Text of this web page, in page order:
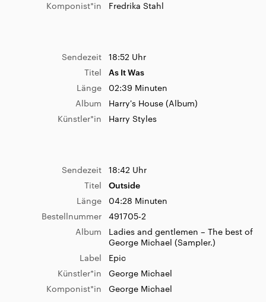
Komponist*in
Fredrika Stahl
Sendezeit
18:52 Uhr
Titel
As It Was
Länge
02:39 Minuten
Album
Harry's House (Album)
Künstler*in
Harry Styles
Sendezeit
18:42 Uhr
Titel
Outside
Länge
04:28 Minuten
Bestellnummer
491705-2
Album
Ladies and gentlemen – The best of
George Michael (Sampler.)
Label
Epic
Künstler*in
George Michael
Komponist*in
George Michael